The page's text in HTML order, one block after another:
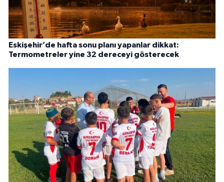
Eskişehir’de hafta sonu planı yapanlar dikkat:
Termometreler yine 32 dereceyi gösterecek